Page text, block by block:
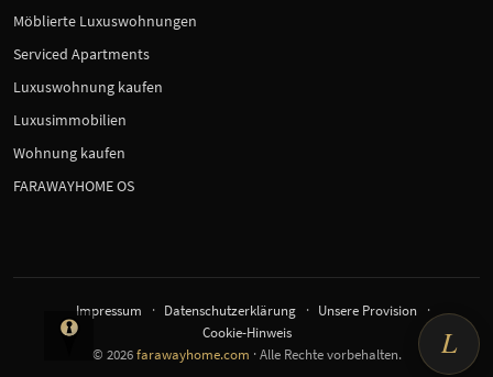
Möblierte Luxuswohnungen
Serviced Apartments
Luxuswohnung kaufen
Luxusimmobilien
Wohnung kaufen
FARAWAYHOME OS
© 2026farawayhome.com · Alle Rechte vorbehalten.
Impressum Datenschutzerklärung
Unsere Provision
Cookie-Hinweis
L